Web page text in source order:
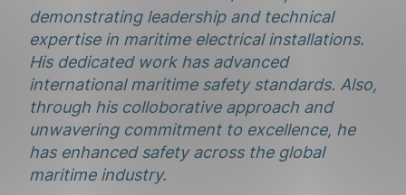
demonstrating leadership and technical
expertise in maritime electrical installations.
His dedicated work has advanced
international maritime safety standards. Also,
through his colloborative approach and
unwavering commitment to excellence, he
has enhanced safety across the global
maritime industry.